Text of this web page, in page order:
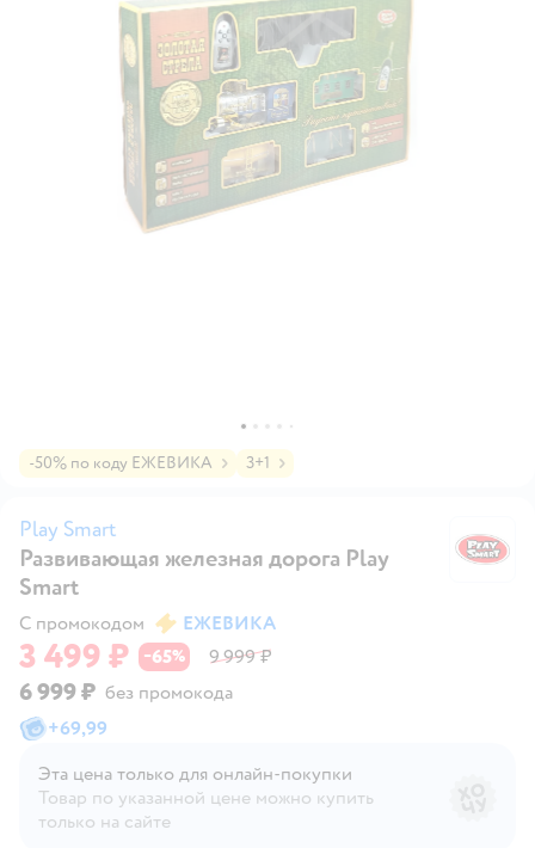
-50% по коду ЕЖЕВИКА 3+1
Play Smart
Развивающая железная дорога Play
Smart
С промокодом ЕЖЕВИКА
3 499 ₽ −65% 9 999 ₽
6 999 ₽ без промокода
+69,99
Эта цена только для онлайн‑покупки
Товар по указанной цене можно купить
только на сайте